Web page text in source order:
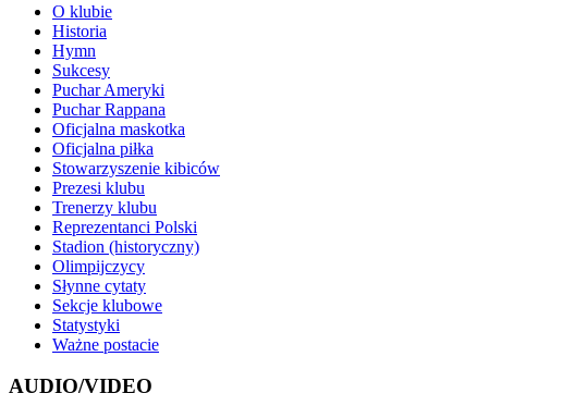
O klubie
Historia
Hymn
Sukcesy
Puchar Ameryki
Puchar Rappana
Oficjalna maskotka
Oficjalna piłka
Stowarzyszenie kibiców
Prezesi klubu
Trenerzy klubu
Reprezentanci Polski
Stadion (historyczny)
Olimpijczycy
Słynne cytaty
Sekcje klubowe
Statystyki
Ważne postacie
AUDIO/VIDEO